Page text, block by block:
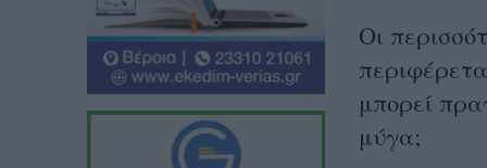
Οι
μπορεί
μύγα ;